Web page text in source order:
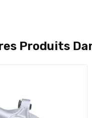
Produits